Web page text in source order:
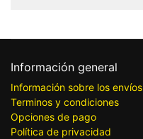
Información general
Información sobre los envíos
Terminos y condiciones
Opciones de pago
Política de privacidad